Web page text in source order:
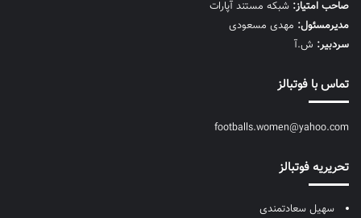
صاحب امتیاز: شبکه مستند آپارات
مديرمسئول: مهدی مسعودی
سردبیر: ش.آ
تماس با فوتبالز
footballs.women@yahoo.com
تحریریه فوتبالز
سهیل سعادتمندی